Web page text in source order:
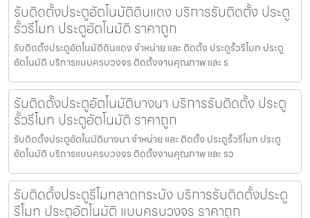
รับติดตั้งประตูอัตโนมัติดินแดง บริการรับติดตั้ง ประตู
รั้วรีโมท ประตูอัตโนมัติ ราคาถูก
รับติดตั้งประตูอัตโนมัติดินแดง จำหน่าย และ ติดตั้ง ประตูรั้วรีโมท ประตู
อัตโนมัติ บริการแบบครบวงจร ติดตั้งงานคุณภาพ และ ร
รับติดตั้งประตูอัตโนมัติบางนา บริการรับติดตั้ง ประตู
รั้วรีโมท ประตูอัตโนมัติ ราคาถูก
รับติดตั้งประตูอัตโนมัติบางนา จำหน่าย และ ติดตั้ง ประตูรั้วรีโมท ประตู
อัตโนมัติ บริการแบบครบวงจร ติดตั้งงานคุณภาพ และ รว
รับติดตั้งประตูรีโมทลาดกระบัง บริการรับติดตั้งประตู
รีโมท ประตูอัตโนมัติ แบบครบวงจร ราคาถูก